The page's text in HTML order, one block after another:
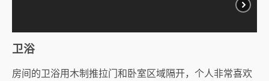
卫浴
房间的卫浴用木制推拉门和卧室区域隔开，个人非常喜欢